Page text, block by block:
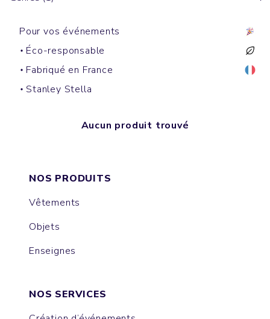
Pour vos événements
Éco-responsable
Fabriqué en France
Stanley Stella
Aucun produit trouvé
NOS PRODUITS
Vêtements
Objets
Enseignes
NOS SERVICES